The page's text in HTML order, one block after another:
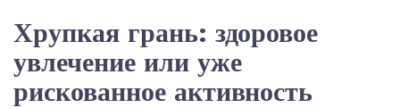
Хрупкая грань: здоровое
увлечение или уже
рискованное активность